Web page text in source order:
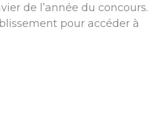
de l’année du concours.
pour accéder à